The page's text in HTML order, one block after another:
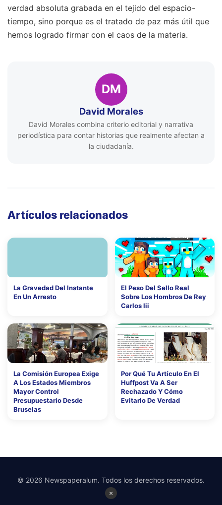
verdad absoluta grabada en el tejido del espacio-
tiempo, sino porque es el tratado de paz más útil que
hemos logrado firmar con el caos de la materia.
DM
David Morales
David Morales combina criterio editorial y narrativa
periodística para contar historias que realmente afectan a
la ciudadanía.
Artículos relacionados
La Gravedad Del Instante
En Un Arresto
El Peso Del Sello Real
Sobre Los Hombros De Rey
Carlos Iii
La Comisión Europea Exige
A Los Estados Miembros
Mayor Control
Presupuestario Desde
Bruselas
Por Qué Tu Artículo En El
Huffpost Va A Ser
Rechazado Y Cómo
Evitarlo De Verdad
×
© 2026 Newspaperalum. Todos los derechos reservados.